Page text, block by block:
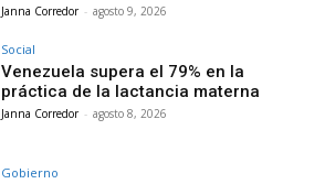
Janna Corredor - agosto 9, 2026
Social
Venezuela supera el 79% en la
práctica de la lactancia materna
Janna Corredor - agosto 8, 2026
Gobierno